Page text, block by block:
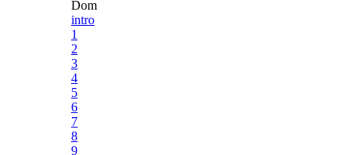
Dom
intro
1
2
3
4
5
6
7
8
9